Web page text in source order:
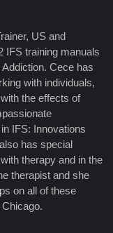
US and
IFS training manuals
Cece has
with individuals,
the effects of
IFS: Innovations
has special
therapy and in the
therapist and she
on all of these